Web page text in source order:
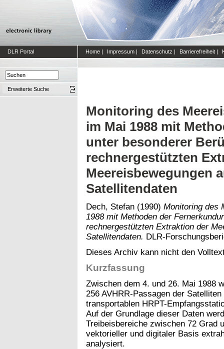
DLR Portal Home | Impressum | Datenschutz | Barrierefreiheit |
Erweiterte Suche
Monitoring des
im Mai 1988 mit
unter besonderer
rechnergestützten
Meereisbewegungen
Satellitendaten
Dech, Stefan (1990) Monitoring des
1988 mit Methoden der
rechnergestützten Extraktion der
Satellitendaten. DLR-
Dieses Archiv kann nicht den
Kurzfassung
Zwischen dem 4. und 26. Mai 1988
256 AVHRR-Passagen der
transportablen HRPT-
Auf der Grundlage dieser Daten
Treibeisbereiche zwischen 72 Grad
vektorieller und digitaler Basis
analysiert.